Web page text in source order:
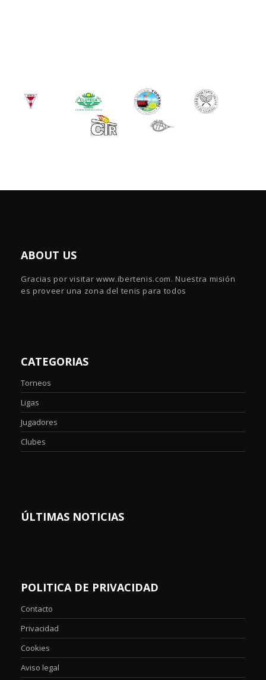
ABOUT US
Gracias por visitar www.ibertenis.com. Nuestra misión
es proveer una zona del tenis para todos
CATEGORIAS
Torneos
Ligas
Jugadores
Clubes
ÚLTIMAS NOTICIAS
POLITICA DE PRIVACIDAD
Contacto
Privacidad
Cookies
Aviso legal